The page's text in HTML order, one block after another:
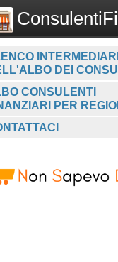
INTERMEDIARI
DEI
CONSULENTI
PER